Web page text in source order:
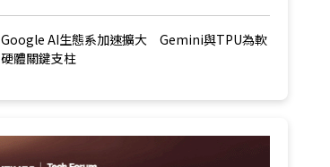
Google AI生態系加速擴大 Gemini與TPU為軟
硬體關鍵支柱